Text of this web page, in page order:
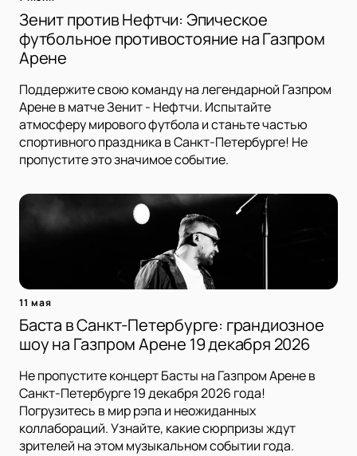
Зенит против Нефтчи: Эпическое
футбольное противостояние на Газпром
Арене
Поддержите свою команду на легендарной Газпром
Арене в матче Зенит - Нефтчи. Испытайте
атмосферу мирового футбола и станьте частью
спортивного праздника в Санкт-Петербурге! Не
пропустите это значимое событие.
11 мая
Баста в Санкт-Петербурге: грандиозное
шоу на Газпром Арене 19 декабря 2026
Не пропустите концерт Басты на Газпром Арене в
Санкт-Петербурге 19 декабря 2026 года!
Погрузитесь в мир рэпа и неожиданных
коллабораций. Узнайте, какие сюрпризы ждут
зрителей на этом музыкальном событии года.